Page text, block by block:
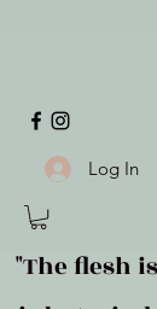
Log In
"The flesh